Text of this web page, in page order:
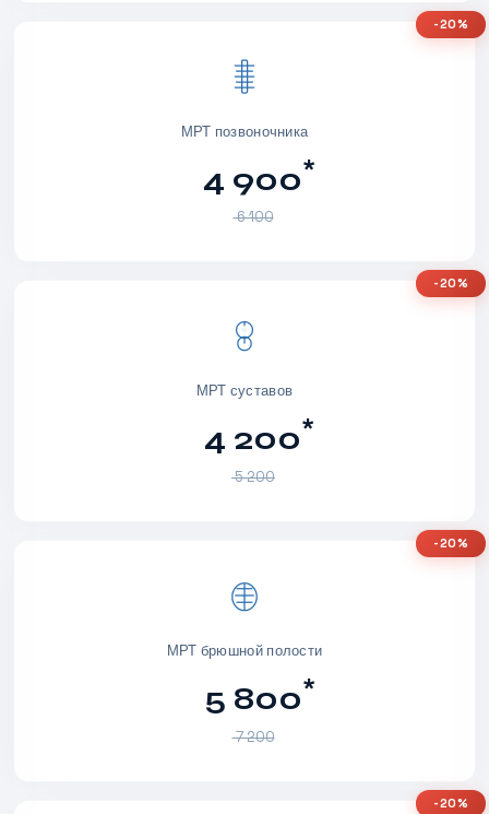
МРТ позвоночника
4 900*
6 100
-20%
МРТ суставов
4 200*
5 200
-20%
МРТ брюшной полости
5 800*
7 200
-20%
-20%